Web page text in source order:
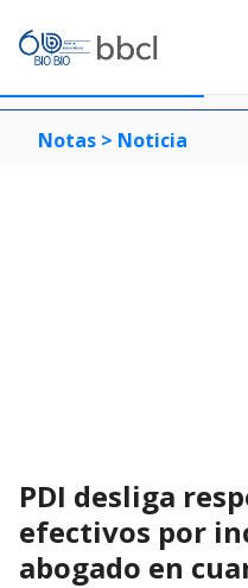
Notas > Noticia
PDI desliga
efectivos por
abogado en